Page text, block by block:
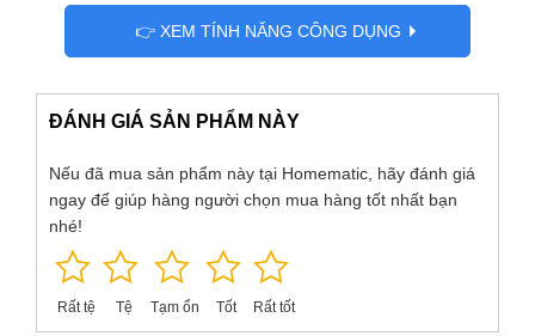
👉 XEM TÍNH NĂNG CÔNG DỤNG
ĐÁNH GIÁ SẢN PHẨM NÀY
Nếu đã mua sản phẩm này tại Homematic, hãy đánh giá
ngay để giúp hàng người chọn mua hàng tốt nhất bạn
nhé!
Rất tệ Tệ Tạm ổn Tốt Rất tốt